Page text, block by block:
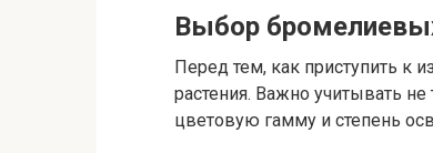
Выбор
Перед тем, как приступить к
растения. Важно учитывать
цветовую гамму и степень